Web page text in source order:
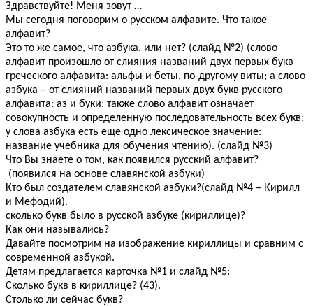
Здравствуйте! Меня зовут …
Мы сегодня поговорим о русском алфавите. Что такое
алфавит?
Это то же самое, что азбука, или нет? (слайд №2) (слово
алфавит произошло от слияния названий двух первых букв
греческого алфавита: альфы и беты, по-другому виты; а слово
азбука – от слияний названий первых двух букв русского
алфавита: аз и буки; также слово алфавит означает
совокупность и определенную последовательность всех букв;
у слова азбука есть еще одно лексическое значение:
название учебника для обучения чтению). (слайд №3)
Что Вы знаете о том, как появился русский алфавит?
(появился на основе славянской азбуки)
Кто был создателем славянской азбуки?(слайд №4 – Кирилл
и Мефодий).
сколько букв было в русской азбуке (кириллице)?
Как они назывались?
Давайте посмотрим на изображение кириллицы и сравним с
современной азбукой.
Детям предлагается карточка №1 и слайд №5:
Сколько букв в кириллице? (43).
Столько ли сейчас букв?